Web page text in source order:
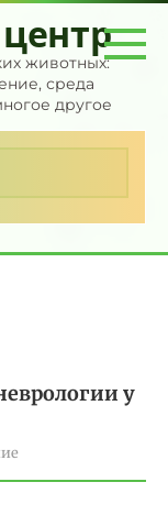
животных:
среда
другое
у